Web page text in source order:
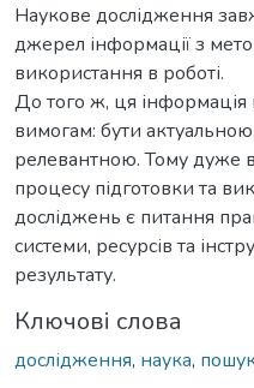
Наукове дослідження
джерел інформації з
використання в роботі.
До того ж, ця інформація
вимогам: бути
релевантною. Тому дуже
процесу підготовки та
досліджень є питання
системи, ресурсів та
результату.
Ключові слова
дослідження, наука,